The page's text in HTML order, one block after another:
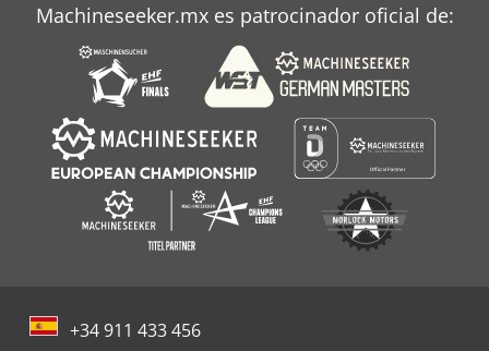
Machineseeker.mx es patrocinador oficial de:
+34 911 433 456